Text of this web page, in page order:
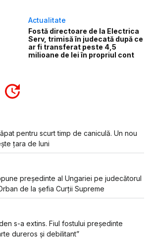
Actualitate
Fostă directoare de la Electrica
Serv, trimisă în judecată după ce
ar fi transferat peste 4,5
milioane de lei în propriul cont
pentru scurt timp de caniculă. Un nou
țara de luni
președinte al Ungariei pe judecătorul
de la șefia Curții Supreme
s-a extins. Fiul fostului președinte
dureros și debilitant”